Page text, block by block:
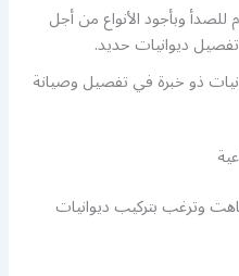
للصدأ وبأجود الأنواع من أجل
ديوانيات حديد.
ذو خبرة في تفصيل وصيانة
وترغب بتركيب ديوانيات